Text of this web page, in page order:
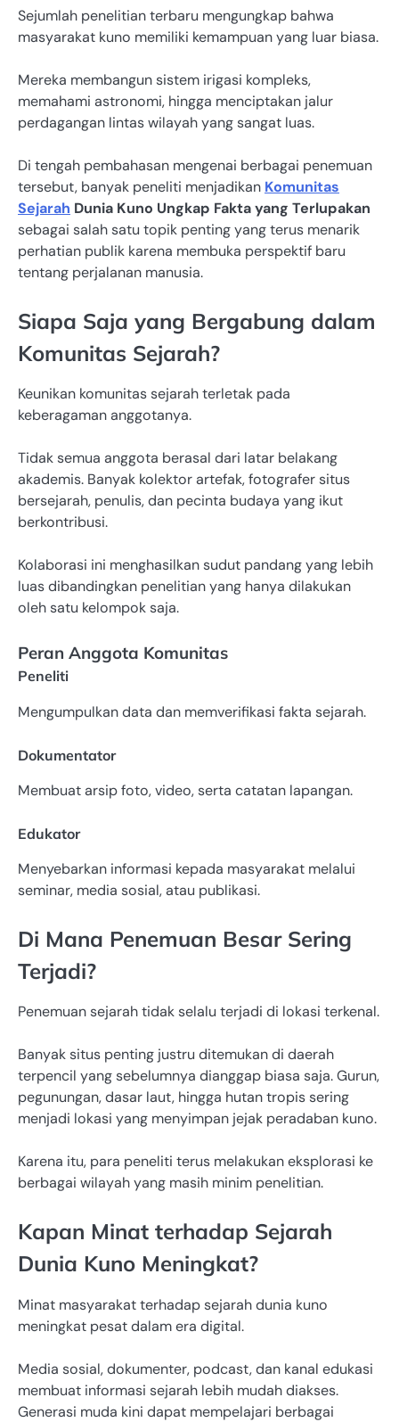
Sejumlah penelitian terbaru mengungkap bahwa
masyarakat kuno memiliki kemampuan yang luar biasa.
Mereka membangun sistem irigasi kompleks,
memahami astronomi, hingga menciptakan jalur
perdagangan lintas wilayah yang sangat luas.
Di tengah pembahasan mengenai berbagai penemuan
tersebut, banyak peneliti menjadikan Komunitas
Sejarah Dunia Kuno Ungkap Fakta yang Terlupakan
sebagai salah satu topik penting yang terus menarik
perhatian publik karena membuka perspektif baru
tentang perjalanan manusia.
Siapa Saja yang Bergabung dalam
Komunitas Sejarah?
Keunikan komunitas sejarah terletak pada
keberagaman anggotanya.
Tidak semua anggota berasal dari latar belakang
akademis. Banyak kolektor artefak, fotografer situs
bersejarah, penulis, dan pecinta budaya yang ikut
berkontribusi.
Kolaborasi ini menghasilkan sudut pandang yang lebih
luas dibandingkan penelitian yang hanya dilakukan
oleh satu kelompok saja.
Peran Anggota Komunitas
Peneliti
Mengumpulkan data dan memverifikasi fakta sejarah.
Dokumentator
Membuat arsip foto, video, serta catatan lapangan.
Edukator
Menyebarkan informasi kepada masyarakat melalui
seminar, media sosial, atau publikasi.
Di Mana Penemuan Besar Sering
Terjadi?
Penemuan sejarah tidak selalu terjadi di lokasi terkenal.
Banyak situs penting justru ditemukan di daerah
terpencil yang sebelumnya dianggap biasa saja. Gurun,
pegunungan, dasar laut, hingga hutan tropis sering
menjadi lokasi yang menyimpan jejak peradaban kuno.
Karena itu, para peneliti terus melakukan eksplorasi ke
berbagai wilayah yang masih minim penelitian.
Kapan Minat terhadap Sejarah
Dunia Kuno Meningkat?
Minat masyarakat terhadap sejarah dunia kuno
meningkat pesat dalam era digital.
Media sosial, dokumenter, podcast, dan kanal edukasi
membuat informasi sejarah lebih mudah diakses.
Generasi muda kini dapat mempelajari berbagai